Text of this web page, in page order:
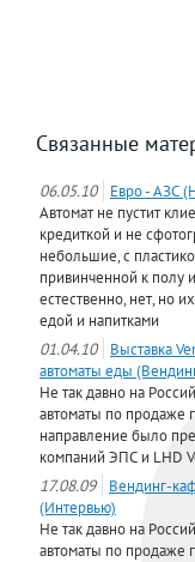
Связанные
06.05.10
Евро - АЗС
Автомат не пустит
кредиткой и не
небольшие, с
привинченной к полу
естественно, нет, но
едой и напитками
01.04.10
Выставка
автоматы еды
Не так давно на
автоматы по продаже
направление было
компаний ЭПС и LHD
17.08.09
Вендинг-
(Интервью)
Не так давно на
автоматы по продаже